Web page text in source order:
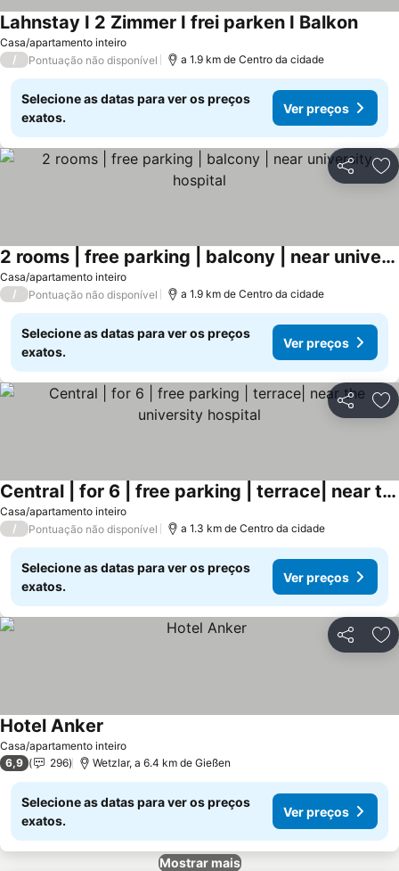
Casa/apartamento inteiro
Lahnstay I 2 Zimmer I frei parken I Balkon
/ Pontuação não disponível a 1.9 km de Centro da cidade
Selecione as datas para ver os preços
exatos.
Ver preços
Partilhar
Casa/apartamento inteiro
2 rooms | free parking | balcony | near university hospital
/ Pontuação não disponível a 1.9 km de Centro da cidade
Selecione as datas para ver os preços
exatos.
Ver preços
Partilhar
Casa/apartamento inteiro
Central | for 6 | free parking | terrace| near the university hospital
/ Pontuação não disponível a 1.3 km de Centro da cidade
Selecione as datas para ver os preços
exatos.
Ver preços
Partilhar
Casa/apartamento inteiro
Hotel Anker
6,9 296 Wetzlar, a 6.4 km de Gießen
Selecione as datas para ver os preços
exatos.
Ver preços
Mostrar mais